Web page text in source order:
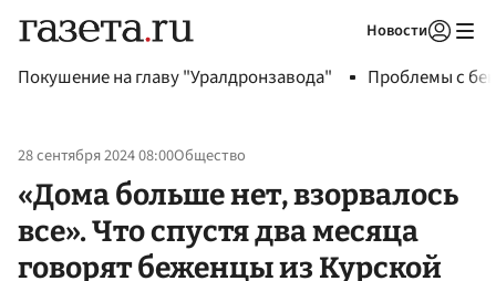
Новости
Покушение на главу "Уралдронзавода" Проблемы с
28 сентября 2024 08:00Общество
«Дома больше нет, взорвалось
все». Что спустя два месяца
говорят беженцы из Курской